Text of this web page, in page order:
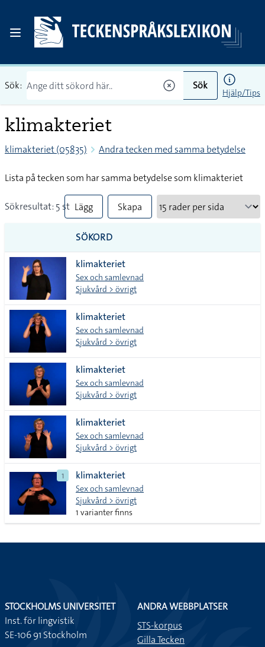
Sök: Sök
Hjälp/Tips
klimakteriet
klimakteriet (05835) Andra tecken med samma betydelse
Lista på tecken som har samma betydelse som klimakteriet
Sökresultat: 5 st Lägg
till
alla i
lista
Skapa
SÖKORD
klimakteriet
Sex och samlevnad
Sjukvård > övrigt
klimakteriet
Sex och samlevnad
Sjukvård > övrigt
klimakteriet
Sex och samlevnad
Sjukvård > övrigt
klimakteriet
Sex och samlevnad
Sjukvård > övrigt
1 klimakteriet
Sex och samlevnad
Sjukvård > övrigt
1 varianter finns
STOCKHOLMS UNIVERSITET
Inst. för lingvistik
SE-106 91 Stockholm
ANDRA WEBBPLATSER
STS-korpus
Gilla Tecken